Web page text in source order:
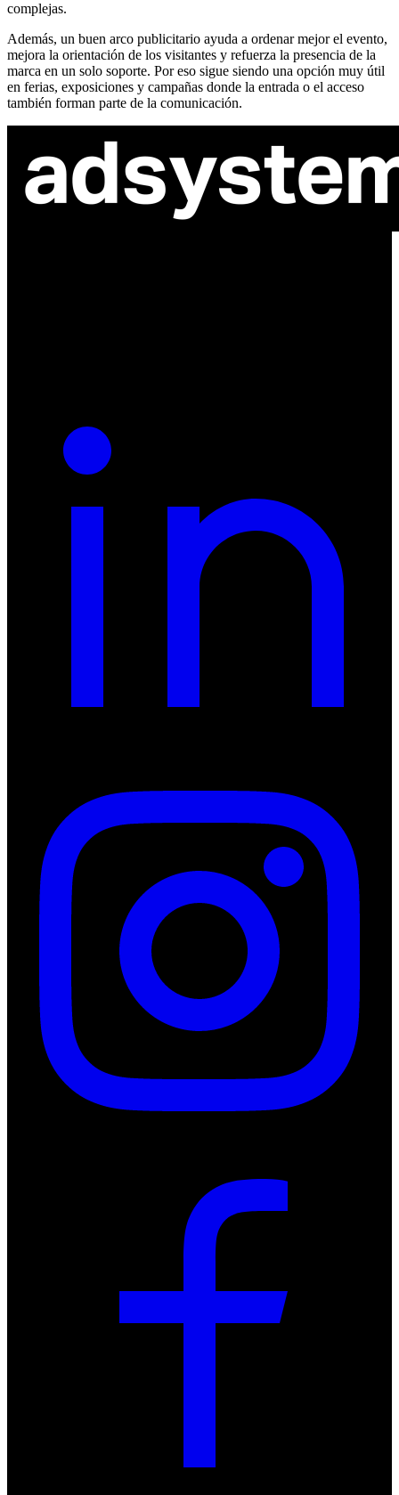
complejas.
Además, un buen arco publicitario ayuda a ordenar mejor el evento,
mejora la orientación de los visitantes y refuerza la presencia de la
marca en un solo soporte. Por eso sigue siendo una opción muy útil
en ferias, exposiciones y campañas donde la entrada o el acceso
también forman parte de la comunicación.